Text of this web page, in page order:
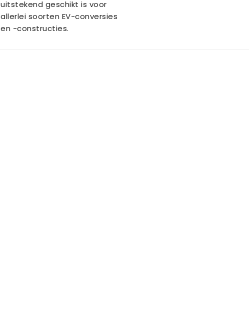
uitstekend geschikt is voor
allerlei soorten EV-conversies
en -constructies.